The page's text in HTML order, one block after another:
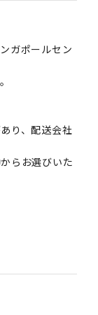
ガポールセン
り、配送会社
らお選びいた